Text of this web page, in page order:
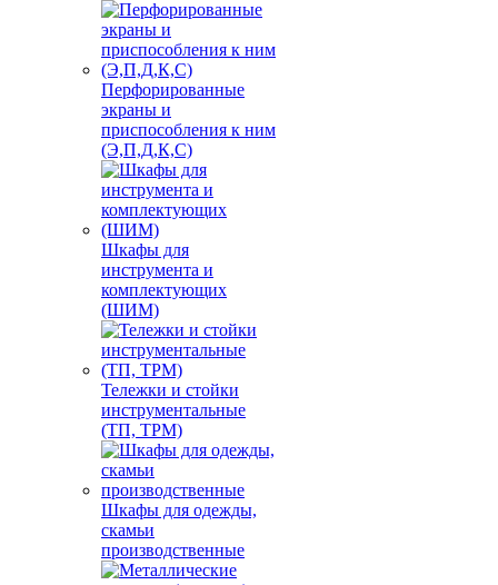
Перфорированные
экраны и
приспособления к ним
(Э,П,Д,К,С)
Шкафы для
инструмента и
комплектующих
(ШИМ)
Тележки и стойки
инструментальные
(ТП, ТРМ)
Шкафы для одежды,
скамьи
производственные